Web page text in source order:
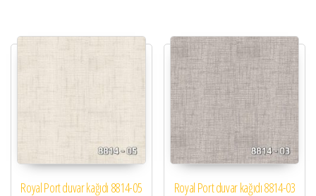
Royal Port duvar kağıdı 8814-05 Royal Port duvar kağıdı 8814-03